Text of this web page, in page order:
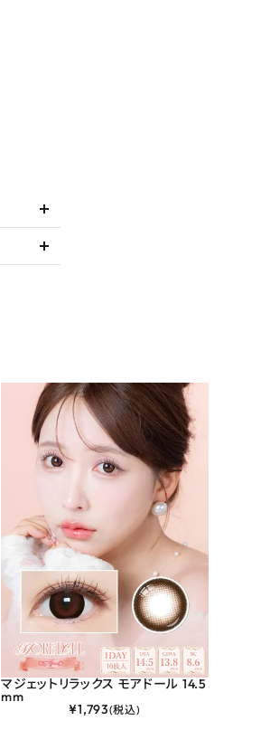
マジェットリラックス モアドール 14.5
mm
¥1,793(税込)